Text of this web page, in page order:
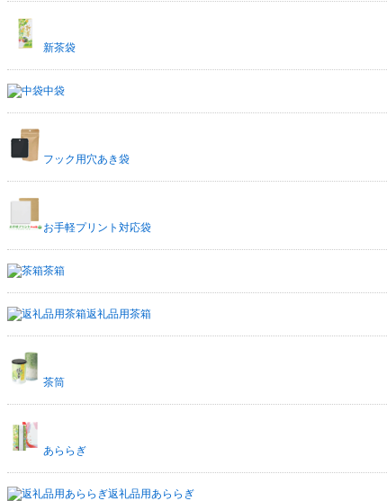
新茶袋
中袋
フック用穴あき袋
お手軽プリント対応袋
茶箱
返礼品用茶箱
茶筒
あららぎ
返礼品用あららぎ